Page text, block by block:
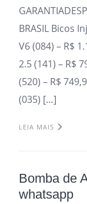
BRASIL Bicos
V6 (084) – R$
2.5 (141) – R$
(520) – R$
(035) […]
LEIA MAIS
Bomba de
whatsapp